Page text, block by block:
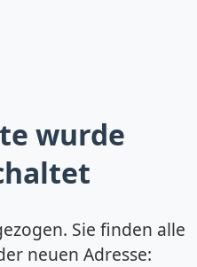
wurde
Sie finden alle
neuen Adresse: